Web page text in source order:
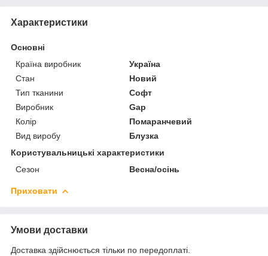
Характеристики
Основні
Країна виробник
Україна
Стан
Новий
Тип тканини
Софт
Виробник
Gap
Колір
Помаранчевий
Вид виробу
Блузка
Користувальницькі характеристики
Сезон
Весна/осінь
Приховати
Умови доставки
Доставка здійснюється тільки по передоплаті.